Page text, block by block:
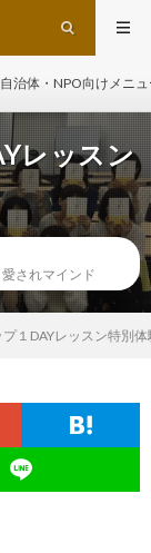
自治体・NPO向けメニ
レッスン
愛されマインド
１DAYレッスン特別